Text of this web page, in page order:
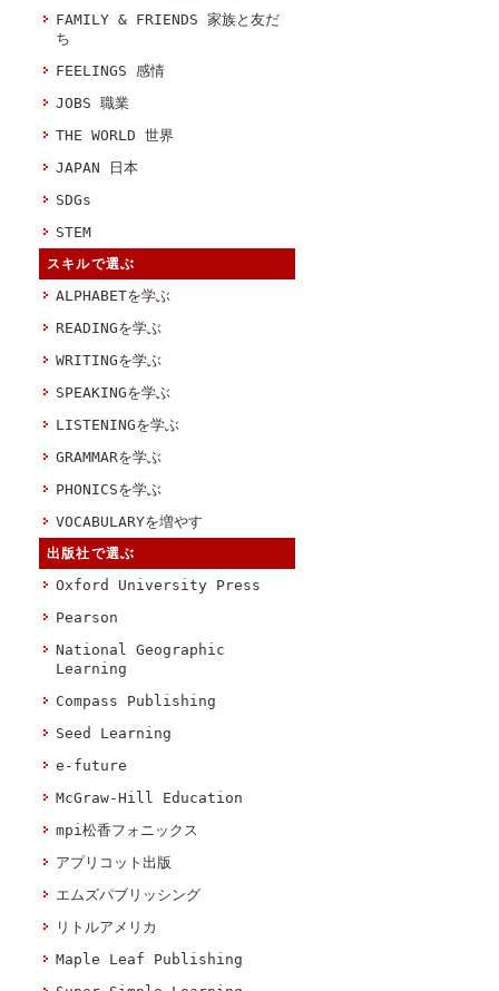
FAMILY & FRIENDS 家族と友だ
ち
FEELINGS 感情
JOBS 職業
THE WORLD 世界
JAPAN 日本
SDGs
STEM
スキルで選ぶ
ALPHABETを学ぶ
READINGを学ぶ
WRITINGを学ぶ
SPEAKINGを学ぶ
LISTENINGを学ぶ
GRAMMARを学ぶ
PHONICSを学ぶ
VOCABULARYを増やす
出版社で選ぶ
Oxford University Press
Pearson
National Geographic
Learning
Compass Publishing
Seed Learning
e-future
McGraw-Hill Education
mpi松香フォニックス
アプリコット出版
エムズパブリッシング
リトルアメリカ
Maple Leaf Publishing